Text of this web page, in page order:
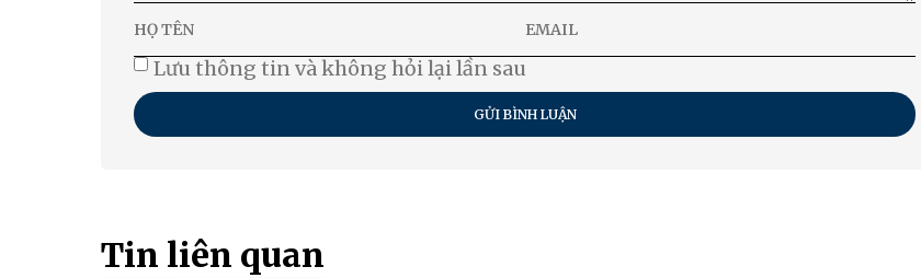
Lưu thông tin và không hỏi lại lần sau
GỬI BÌNH LUẬN
Tin liên quan